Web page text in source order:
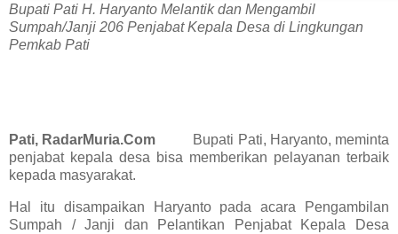
Bupati Pati H. Haryanto Melantik dan Mengambil
Sumpah/Janji 206 Penjabat Kepala Desa di Lingkungan
Pemkab Pati
Pati, RadarMuria.Com Bupati Pati, Haryanto, meminta
penjabat kepala desa bisa memberikan pelayanan terbaik
kepada masyarakat.
Hal itu disampaikan Haryanto pada acara Pengambilan
Sumpah / Janji dan Pelantikan Penjabat Kepala Desa